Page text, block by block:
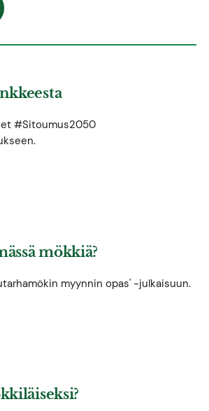
#Sitoumus2050
mökkiä?
myynnin opas' -julkaisuun.